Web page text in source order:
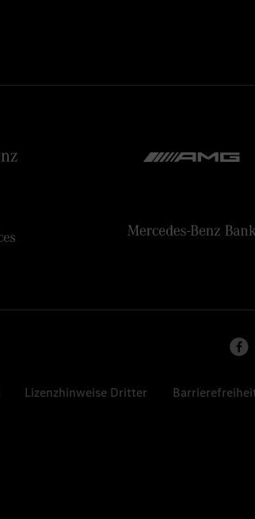
Lizenzhinweise Dritter